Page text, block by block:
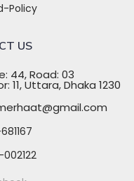
Policy
US
44, Road: 03
11, Uttara, Dhaka 1230